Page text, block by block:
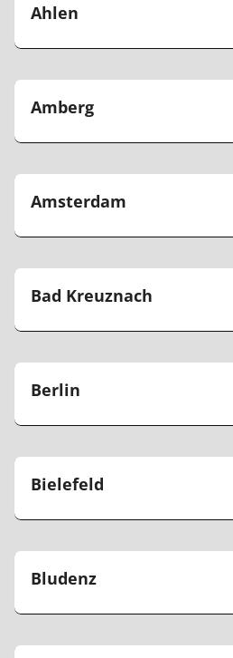
Ahlen
Amberg
Amsterdam
Bad Kreuznach
Berlin
Bielefeld
Bludenz